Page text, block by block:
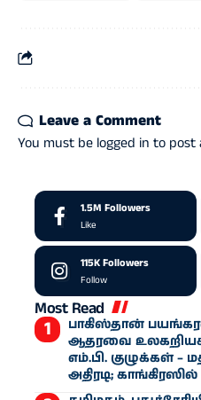
Leave a Comment
You must be logged in to post
1.5M Followers
Like
115KFollowers
Follow
Most Read
பாகிஸ்தான்
ஆதரவை
எம்.பி. குழுக்கள் –
அதிரடி;